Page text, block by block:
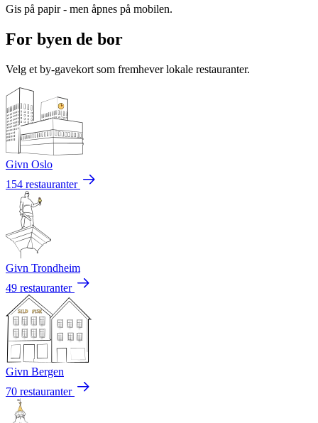
Gis på papir - men åpnes på mobilen.
For byen de bor
Velg et by-gavekort som fremhever lokale restauranter.
Givn Oslo
154 restauranter
Givn Trondheim
49 restauranter
Givn Bergen
70 restauranter